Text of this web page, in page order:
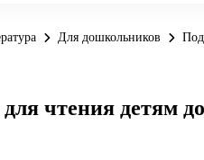
Для дошкольников
чтения детям